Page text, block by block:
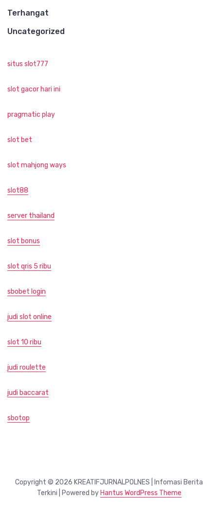
Terhangat
Uncategorized
situs slot777
slot gacor hari ini
pragmatic play
slot bet
slot mahjong ways
slot88
server thailand
slot bonus
slot qris 5 ribu
sbobet login
judi slot online
slot 10 ribu
judi roulette
judi baccarat
sbotop
Copyright © 2026 KREATIFJURNALPOLNES | Infomasi Berita
Terkini | Powered by Hantus WordPress Theme